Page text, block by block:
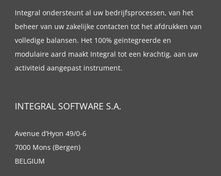
Integral ondersteunt al uw bedrijfsprocessen, van het
beheer van uw zakelijke contacten tot het afdrukken van
volledige balansen. Het 100% geïntegreerde en
modulaire aard maakt Integral tot een krachtig, aan uw
activiteid aangepast instrument.
INTEGRAL SOFTWARE S.A.
Avenue d’Hyon 49/0-6
7000 Mons (Bergen)
BELGIUM